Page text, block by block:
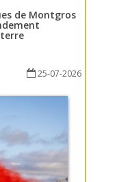
de Montgros
terre
25-07-2026